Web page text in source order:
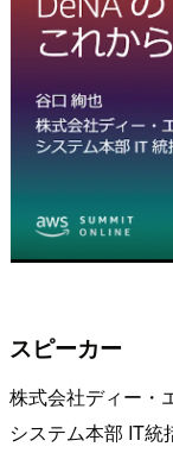
スピーカー
株式会社ディー・
システム本部 IT